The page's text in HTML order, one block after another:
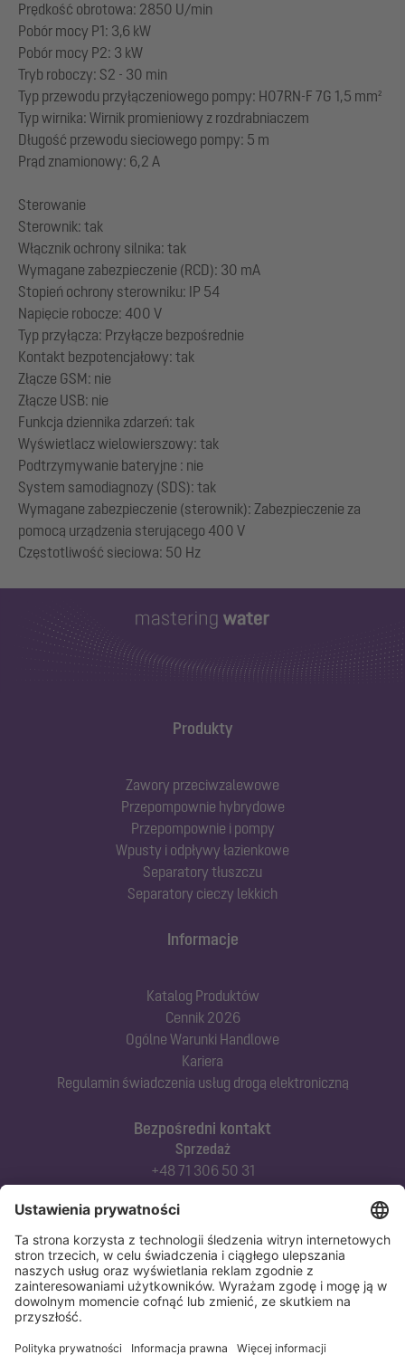
Prędkość obrotowa: 2850 U/min
Pobór mocy P1: 3,6 kW
Pobór mocy P2: 3 kW
Tryb roboczy: S2 - 30 min
Typ przewodu przyłączeniowego pompy: H07RN-F 7G 1,5 mm²
Typ wirnika: Wirnik promieniowy z rozdrabniaczem
Długość przewodu sieciowego pompy: 5 m
Prąd znamionowy: 6,2 A
Sterowanie
Sterownik: tak
Włącznik ochrony silnika: tak
Wymagane zabezpieczenie (RCD): 30 mA
Stopień ochrony sterowniku: IP 54
Napięcie robocze: 400 V
Typ przyłącza: Przyłącze bezpośrednie
Kontakt bezpotencjałowy: tak
Złącze GSM: nie
Złącze USB: nie
Funkcja dziennika zdarzeń: tak
Wyświetlacz wielowierszowy: tak
Podtrzymywanie bateryjne : nie
System samodiagnozy (SDS): tak
Wymagane zabezpieczenie (sterownik): Zabezpieczenie za
pomocą urządzenia sterującego 400 V
Produkty
Zawory przeciwzalewowe
Przepompownie hybrydowe
Przepompownie i pompy
Wpusty i odpływy łazienkowe
Separatory tłuszczu
Separatory cieczy lekkich
Bezpośredni kontakt
Sprzedaż
+48 71 306 50 31
Doradztwo techniczne
Serwis techniczny
+48 71 306 50 51
Informacje
Katalog Produktów
Cennik 2026
Ogólne Warunki Handlowe
Kariera
Regulamin świadczenia usług drogą elektroniczną